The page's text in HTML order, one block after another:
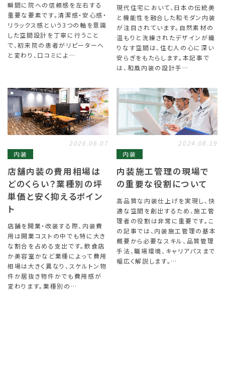
瞬間に院への信頼感を左右する
重要な要素です。清潔感・安心感・
リラックス感という3つの軸を意識
した空間設計を丁寧に行うこと
で、初来院の患者がリピーターへ
と変わり、口コミによ…
現代住宅において、日本の伝統美
と機能性を融合した和モダン内装
が注目されています。自然素材の
温もりと洗練されたデザインが織
りなす空間は、住む人の心に深い
安らぎをもたらします。本記事で
は、和風内装の設計手…
内装
2026.06.07
店舗内装の費用相場は
どのくらい？業種別の坪
単価と安く抑えるポイン
ト
店舗を開業・改装する際、内装費
用は開業コストの中でも特に大き
な割合を占める支出です。飲食店
か美容室かなど業種によって費用
相場は大きく異なり、スケルトン物
件か居抜き物件かでも費用感が
変わります。業種別の…
内装
2024.08.19
内装施工管理の現場で
の重要な役割について
高品質な内装仕上げを実現し、快
適な空間を創出するため、施工管
理者の役割は非常に重要です。こ
の記事では、内装施工管理の基本
概要から必要なスキル、品質管理
手法、職場環境、キャリアパスまで
幅広く解説します。…